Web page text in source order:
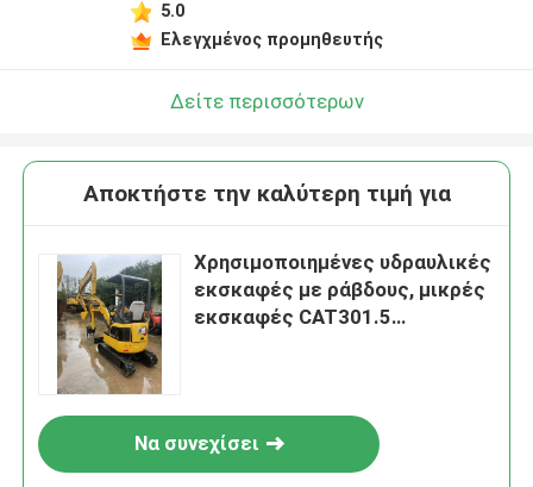
5.0
Ελεγχμένος προμηθευτής
Δείτε περισσότερων
Αποκτήστε την καλύτερη τιμή για
Χρησιμοποιημένες υδραυλικές
εκσκαφές με ράβδους, μικρές
εκσκαφές CAT301.5
Να συνεχίσει